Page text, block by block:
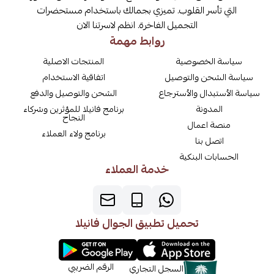
التي تأسر القلوب. تميزي بجمالك باستخدام مستحضرات
التجميل الفاخرة. انظم لاسرتنا الان
روابط مهمة
سياسة الخصوصية
سياسة الشحن والتوصيل
سياسة الأستبدال والأسترجاع
المدونة
منصة اعمال
اتصل بنا
الحسابات البنكية
المنتجات الاصلية
اتفاقية الاستخدام
الشحن والتوصيل والدفع
برنامج فانيلا للمؤثرين وشركاء
النجاح
برنامج ولاء العملاء
خدمة العملاء
تحميل تطبيق الجوال فانيلا
السجل التجاري
الرقم الضريبي